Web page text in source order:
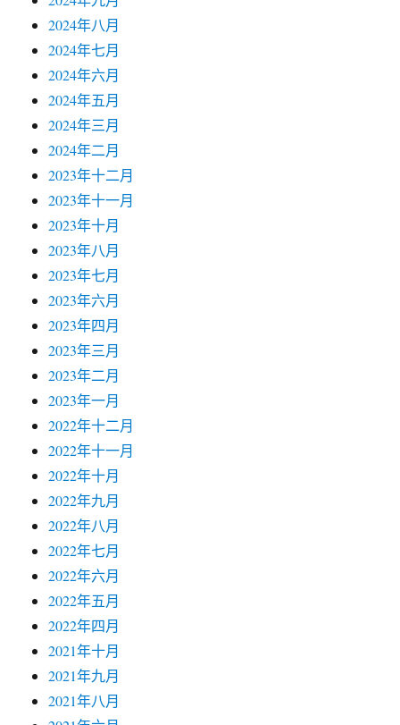
2024年八月
2024年七月
2024年六月
2024年五月
2024年三月
2024年二月
2023年十二月
2023年十一月
2023年十月
2023年八月
2023年七月
2023年六月
2023年四月
2023年三月
2023年二月
2023年一月
2022年十二月
2022年十一月
2022年十月
2022年九月
2022年八月
2022年七月
2022年六月
2022年五月
2022年四月
2021年十月
2021年九月
2021年八月